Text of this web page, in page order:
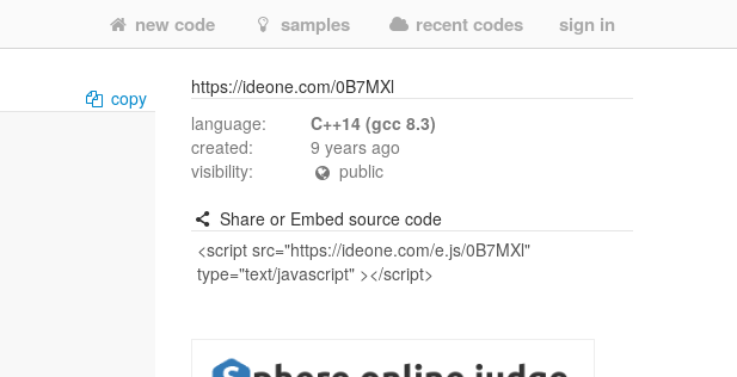
new code samples recent codes sign in
copy
https://ideone.com/0B7MXl
language:
C++14 (gcc 8.3)
created:
9 years ago
visibility:
public
Share or Embed source code